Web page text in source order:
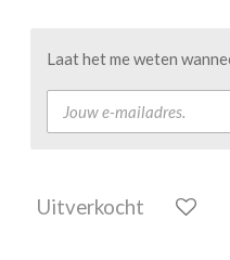
Laat het me weten
Uitverkocht